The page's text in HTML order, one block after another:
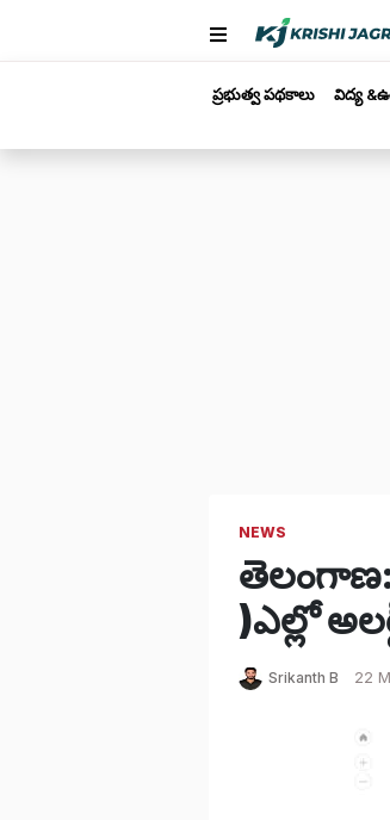
ప్రభుత్వ పథకాలు విద్య
NEWS
తెలంగాణ:
)ఎల్లో
Srikanth B 22